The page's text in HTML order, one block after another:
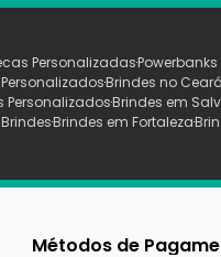
Personalizadas
Brindes no Ceará
PersonalizadosBrindes em
Brindes em Fortaleza
Métodos de